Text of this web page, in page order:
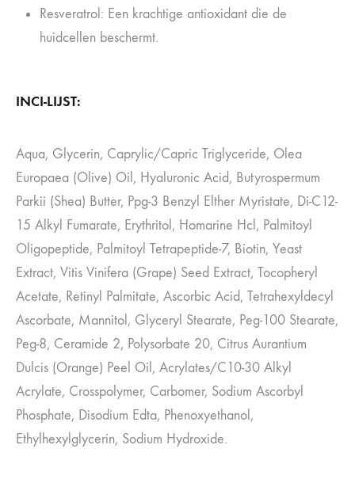
Resveratrol: Een krachtige antioxidant die de
huidcellen beschermt.
INCI-LIJST:
Aqua, Glycerin, Caprylic/Capric Triglyceride, Olea
Europaea (Olive) Oil, Hyaluronic Acid, Butyrospermum
Parkii (Shea) Butter, Ppg-3 Benzyl Elther Myristate, Di-C12-
15 Alkyl Fumarate, Erythritol, Homarine Hcl, Palmitoyl
Oligopeptide, Palmitoyl Tetrapeptide-7, Biotin, Yeast
Extract, Vitis Vinifera (Grape) Seed Extract, Tocopheryl
Acetate, Retinyl Palmitate, Ascorbic Acid, Tetrahexyldecyl
Ascorbate, Mannitol, Glyceryl Stearate, Peg-100 Stearate,
Peg-8, Ceramide 2, Polysorbate 20, Citrus Aurantium
Dulcis (Orange) Peel Oil, Acrylates/C10-30 Alkyl
Acrylate, Crosspolymer, Carbomer, Sodium Ascorbyl
Phosphate, Disodium Edta, Phenoxyethanol,
Ethylhexylglycerin, Sodium Hydroxide.